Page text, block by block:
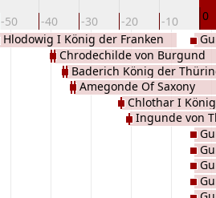
-50 -40 -30 -20 -10 0
Hlodowig I König der Franken
Chrodechilde von Burgund
Baderich König der
Amegonde Of Saxony
Chlothar I
Ingunde von